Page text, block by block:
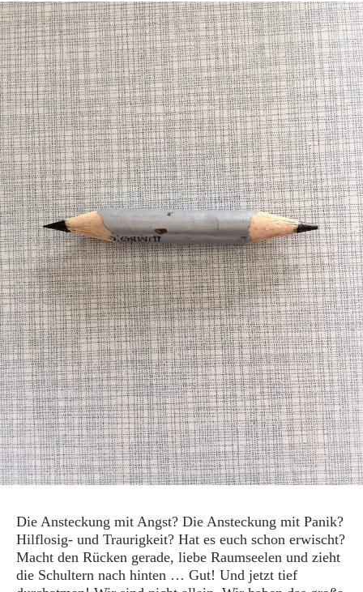
Die Ansteckung mit Angst? Die Ansteckung mit Panik?
Hilflosig- und Traurigkeit? Hat es euch schon erwischt?
Macht den Rücken gerade, liebe Raumseelen und zieht
die Schultern nach hinten … Gut! Und jetzt tief